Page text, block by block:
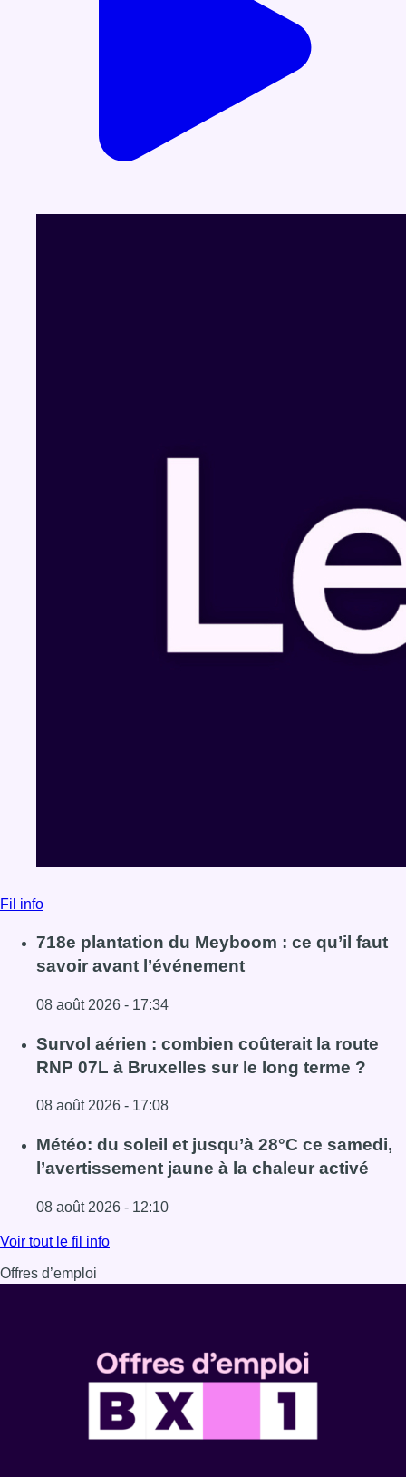
Fil info
718e plantation du Meyboom : ce qu’il faut
savoir avant l’événement
08 août 2026 - 17:34
Lire l'article 718e plantation du Meyboom : ce qu’il faut
Survol aérien : combien coûterait la route
RNP 07L à Bruxelles sur le long terme ?
08 août 2026 - 17:08
Lire l'article Survol aérien : combien coûterait la route
Météo: du soleil et jusqu’à 28°C ce samedi,
l’avertissement jaune à la chaleur activé
08 août 2026 - 12:10
Lire l'article Météo: du soleil et jusqu’à 28°C ce samedi,
Voir tout le fil info
Offres d’emploi